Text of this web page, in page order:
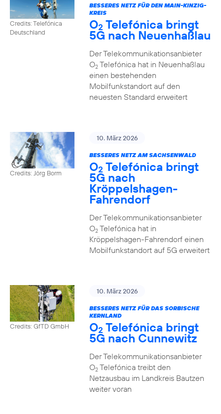
Credits: Telefónica
Deutschland
BESSERES NETZ FÜR DEN MAIN-KINZIG-
KREIS
O2 Telefónica bringt
5G nach Neuenhaßlau
Der Telekommunikationsanbieter
O2Telefónica hat in Neuenhaßlau
einen bestehenden
Mobilfunkstandort auf den
neuesten Standard erweitert
Credits: Jörg Borm
10. März 2026
BESSERES NETZ AM SACHSENWALD
O2 Telefónica bringt
5G nach
Kröppelshagen-
Fahrendorf
Der Telekommunikationsanbieter
O2Telefónica hat in
Kröppelshagen-Fahrendorf einen
Mobilfunkstandort auf 5G erweitert
Credits: GfTD GmbH
10. März 2026
BESSERES NETZ FÜR DAS SORBISCHE
KERNLAND
O2 Telefónica bringt
5G nach Cunnewitz
Der Telekommunikationsanbieter
O2Telefónica treibt den
Netzausbau im Landkreis Bautzen
weiter voran